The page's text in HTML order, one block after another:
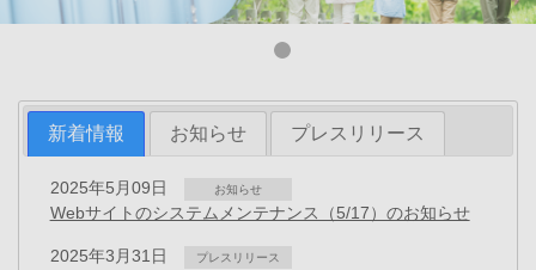
新着情報 お知らせ プレスリリース
2025年5月09日 お知らせ
Webサイトのシステムメンテナンス（5/17）のお知らせ
2025年3月31日 プレスリリース